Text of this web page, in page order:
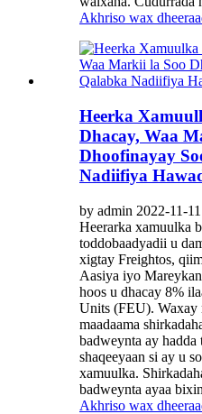
Akhriso wax
Heerka
Dhacay, Waa
Dhoofinayay
Nadiifiya
by admin 2022-11-11
Heerarka xamuulka
toddobaadyadii u
xigtay Freightos,
Aasiya iyo
hoos u dhacay 8%
Units (FEU). Waxay
maadaama
badweynta ay hadda
shaqeeyaan si ay u
xamuulka.
badweynta ayaa
Akhriso wax